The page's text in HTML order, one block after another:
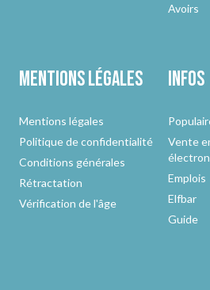
Avoirs
Mentions légales
Mentions légales
Politique de confidentialité
Conditions générales
Rétractation
Vérification de l'âge
Infos
Vente
Emplois
Elfbar
Guide